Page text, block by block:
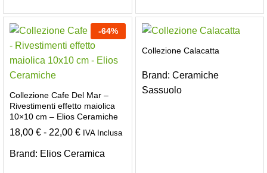
-64%
Collezione Cafe Del Mar –
Rivestimenti effetto maiolica
10×10 cm – Elios Ceramiche
18,00 € - 22,00 €Fascia
prezzo:
da
IVA Inclusa
Brand: Elios Ceramica
Collezione Calacatta
Brand: Ceramiche
Sassuolo